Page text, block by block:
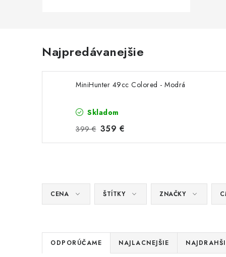
Najpredávanejšie
MiniHunter 49cc Colored - Modrá
Skladom
399 € 359 €
CENA ŠTÍTKY ZNAČKY
RODPORÚČAME NAJLACNEJŠIE